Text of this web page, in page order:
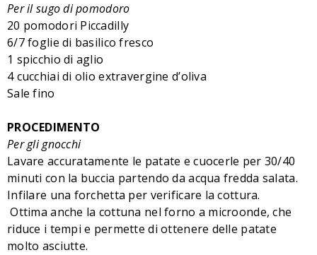
Per il sugo di pomodoro
20 pomodori Piccadilly
6/7 foglie di basilico fresco
1 spicchio di aglio
4 cucchiai di olio extravergine d’oliva
Sale fino
PROCEDIMENTO
Per gli gnocchi
Lavare accuratamente le patate e cuocerle per 30/40
minuti con la buccia partendo da acqua fredda salata.
Infilare una forchetta per verificare la cottura.
Ottima anche la cottuna nel forno a microonde, che
riduce i tempi e permette di ottenere delle patate
molto asciutte.